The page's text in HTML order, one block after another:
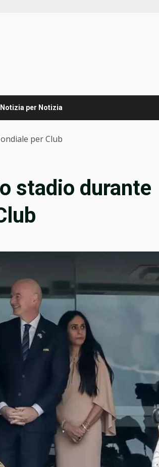
Notizia per Notizia
per Club
stadio durante